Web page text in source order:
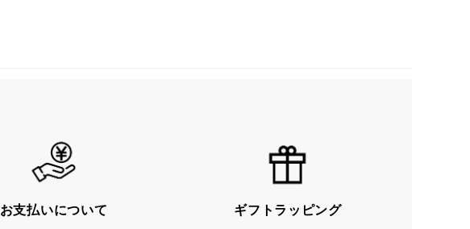
お支払いについて ギフトラッピング